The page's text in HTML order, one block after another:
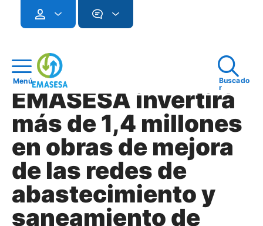
Menú
Buscado
r
EMASESA invertirá
más de 1,4 millones
en obras de mejora
de las redes de
abastecimiento y
saneamiento de